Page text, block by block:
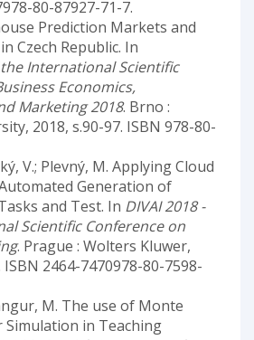
80-87927-71-7.
Prediction Markets and
Czech Republic. In
International Scientific
Economics,
Marketing 2018. Brno :
2018, s.90-97. ISBN 978-80-
V.; Plevný, M. Applying Cloud
Generation of
and Test. In DIVAI 2018 -
Scientific Conference on
. Prague : Wolters Kluwer,
ISBN 2464-7470978-80-7598-
M. The use of Monte
Simulation in Teaching